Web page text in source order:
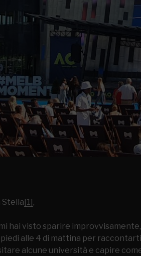
Stella [1] ,
hai visto sparire
alle 4 di mattina per
alcune università e capire